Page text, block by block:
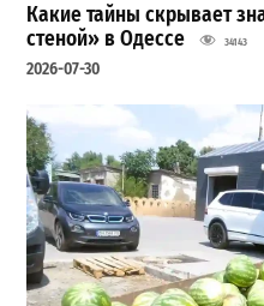
Какие тайны скрывает
стеной» в Одессе
34143
2026-07-30